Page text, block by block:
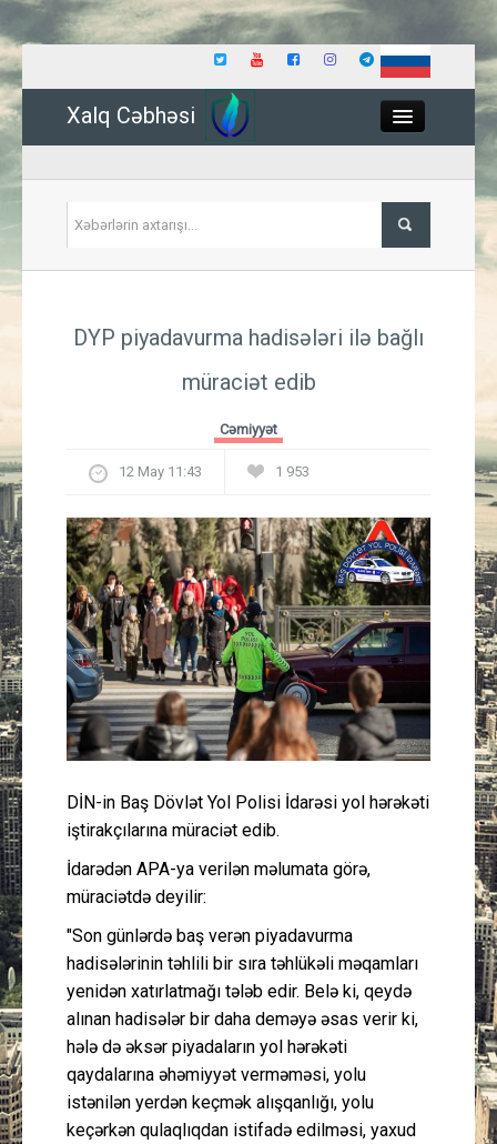
Xalq Cəbhəsi
İqtisadiyyat
Güney Azərbaycan
Mədəniyyət
Müsahibə
İdman
Layihə
Gündəm
Cəmiyyət
DYP piyadavurma hadisələri ilə bağlı
müraciət edib
Cəmiyyət
12 May 11:43 1 953
DİN-in Baş Dövlət Yol Polisi İdarəsi yol hərəkəti
iştirakçılarına müraciət edib.
İdarədən APA-ya verilən məlumata görə,
müraciətdə deyilir:
"Son günlərdə baş verən piyadavurma
hadisələrinin təhlili bir sıra təhlükəli məqamları
yenidən xatırlatmağı tələb edir. Belə ki, qeydə
alınan hadisələr bir daha deməyə əsas verir ki,
hələ də əksər piyadaların yol hərəkəti
qaydalarına əhəmiyyət verməməsi, yolu
istənilən yerdən keçmək alışqanlığı, yolu
keçərkən qulaqlıqdan istifadə edilməsi, yaxud